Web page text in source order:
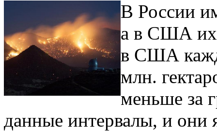
В России
а в США их
в США
млн.
меньше за
данные интервалы, и они